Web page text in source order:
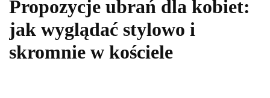
Propozycje ubrań dla kobiet:
jak wyglądać stylowo i
skromnie w kościele